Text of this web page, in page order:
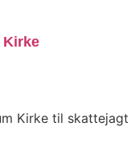
Kirke
Kirke til skattejagt